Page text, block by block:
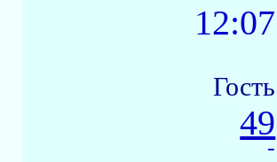
12:07
Гость
49
-